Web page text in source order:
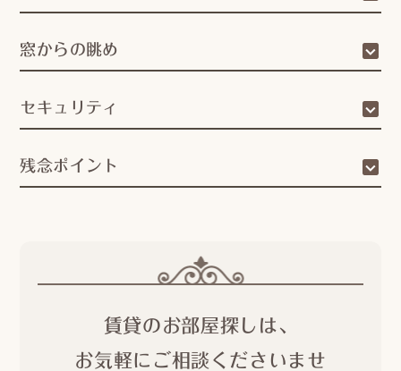
窓からの眺め
セキュリティ
残念ポイント
賃貸のお部屋探しは、
お気軽にご相談くださいませ